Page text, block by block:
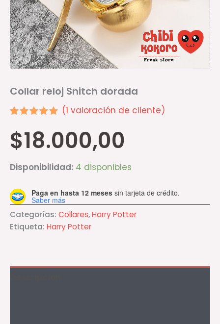
Collar reloj Snitch dorada
5.00
sobre 5
basado en
de cliente
(1 valoración de cliente)
$18.000,00
Disponibilidad: 4 disponibles
Paga en hasta 12 meses sin tarjeta de crédito.
Saber más
Categorías: Collares,Harry Potter
Etiqueta: Harry Potter